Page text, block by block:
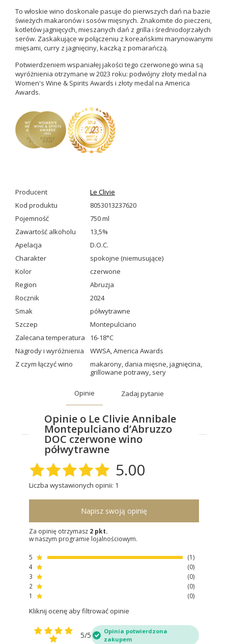
To włoskie wino doskonale pasuje do pierwszych dań na bazie
świeżych makaronów i sosów mięsnych. Znakomite do pieczeni,
kotletów jagnięcych, mieszanych dań z grilla i średniodojrzałych
serów. Zaskakujące w połączeniu z koreańskimi marynowanymi
mięsami, curry z jagnięciny, kaczką z pomarańczą.
Potwierdzeniem wspaniałej jakości tego czerwonego wina są
wyróżnienia otrzymane w 2023 roku: podwójny złoty medal na
Women's Wine & Spirits Awards i złoty medal na America
Awards.
Producent
Le Clivie
Kod produktu
8053013237620
Pojemność
750 ml
Zawartość alkoholu
13,5%
Apelacja
D.O.C.
Charakter
spokojne (niemusujące)
Kolor
czerwone
Region
Abruzja
Rocznik
2024
Smak
półwytrawne
Szczep
Montepulciano
Zalecana temperatura
16-18°C
Nagrody i wyróżnienia
WWSA,America Awards
Z czym łączyć wino
makarony, dania mięsne,jagnięcina,
grillowane potrawy, sery
Opinie Zadaj pytanie
Opinie o Le Clivie Annibale
Montepulciano d’Abruzzo
DOC czerwone wino
półwytrawne
5.00
Liczba wystawionych opinii: 1
Napisz swoją opinię
Za opinię otrzymasz 2 pkt.
w naszym programie lojalnościowym.
5
1
4
0
3
0
2
0
1
0
Kliknij ocenę aby filtrować opinie
5/5
Opinia potwierdzona
zakupem